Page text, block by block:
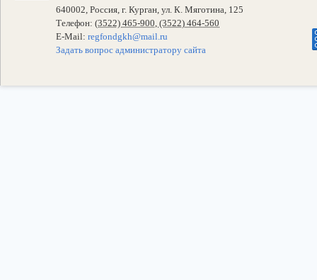
640002, Россия, г. Курган, ул. К. Мяготина, 125
Телефон: (3522) 465-900, (3522) 464-560
E-Mail: regfondgkh@mail.ru
Задать вопрос администратору сайта